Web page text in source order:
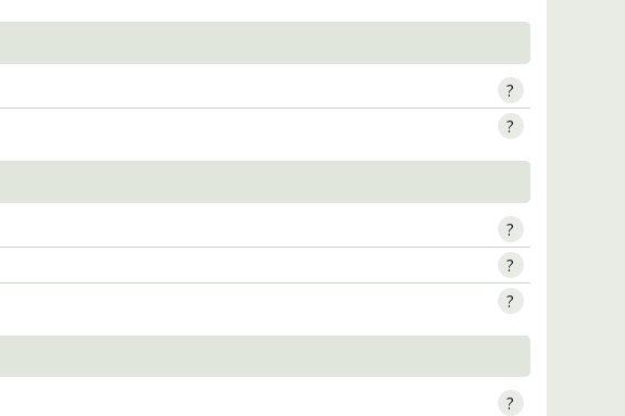
?
?
?
?
?
?